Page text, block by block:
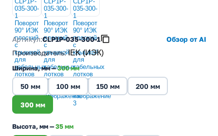
Артикул:CLP1P-035-300-1
Обзор от AI
Производитель:IEK (ИЭК)
Ширина, мм —300 мм
50 мм 100 мм 150 мм 200 мм
300 мм
Высота, мм —35 мм